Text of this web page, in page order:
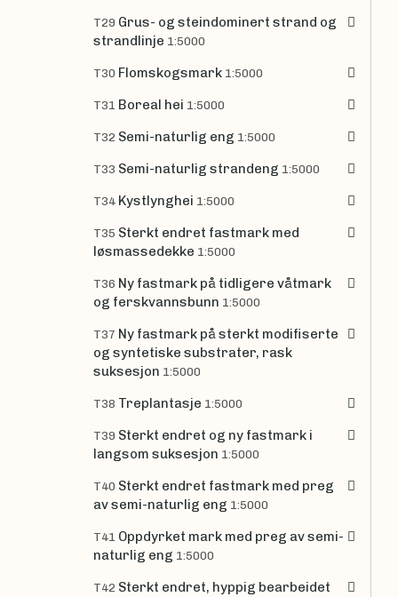
T29 Grus- og steindominert strand og
strandlinje 1:5000
T30 Flomskogsmark 1:5000
T31 Boreal hei 1:5000
T32 Semi-naturlig eng 1:5000
T33 Semi-naturlig strandeng 1:5000
T34 Kystlynghei 1:5000
T35 Sterkt endret fastmark med
løsmassedekke 1:5000
T36 Ny fastmark på tidligere våtmark
og ferskvannsbunn 1:5000
T37 Ny fastmark på sterkt modifiserte
og syntetiske substrater, rask
suksesjon 1:5000
T38 Treplantasje 1:5000
T39 Sterkt endret og ny fastmark i
langsom suksesjon 1:5000
T40 Sterkt endret fastmark med preg
av semi-naturlig eng 1:5000
T41 Oppdyrket mark med preg av semi-
naturlig eng 1:5000
T42 Sterkt endret, hyppig bearbeidet